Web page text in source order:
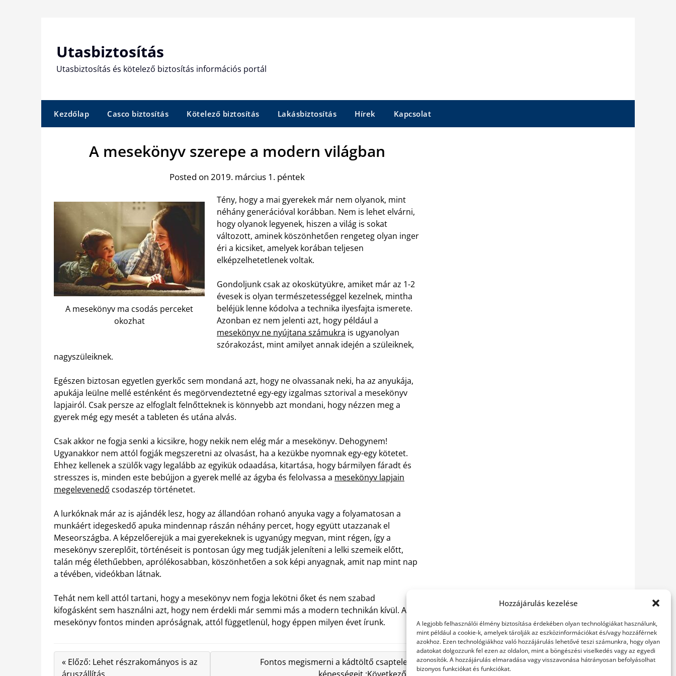
Hozzájárulás kezelése
A legjobb felhasználói élmény biztosítása érdekében olyan technológiákat használunk,
mint például a cookie-k, amelyek tárolják az eszközinformációkat és/vagy hozzáférnek
azokhoz. Ezen technológiákhoz való hozzájárulás lehetővé teszi számunkra, hogy olyan
adatokat dolgozzunk fel ezen az oldalon, mint a böngészési viselkedés vagy az egyedi
azonosítók. A hozzájárulás elmaradása vagy visszavonása hátrányosan befolyásolhat
bizonyos funkciókat és funkciókat.
Utasbiztosítás
Utasbiztosítás és kötelező biztosítás információs portál
Kezdőlap Casco biztosítás Kötelező biztosítás Lakásbiztosítás Hírek Kapcsolat
A mesekönyv szerepe a modern világban
Posted on 2019. március 1. péntek
A mesekönyv ma csodás perceket
okozhat
Tény, hogy a mai gyerekek már nem olyanok, mint
néhány generációval korábban. Nem is lehet elvárni,
hogy olyanok legyenek, hiszen a világ is sokat
változott, aminek köszönhetően rengeteg olyan inger
éri a kicsiket, amelyek korában teljesen
elképzelhetetlenek voltak.
Gondoljunk csak az okoskütyükre, amiket már az 1-2
évesek is olyan természetességgel kezelnek, mintha
beléjük lenne kódolva a technika ilyesfajta ismerete.
Azonban ez nem jelenti azt, hogy például a
mesekönyv ne nyújtana számukra is ugyanolyan
szórakozást, mint amilyet annak idején a szüleiknek,
nagyszüleiknek.
Egészen biztosan egyetlen gyerkőc sem mondaná azt, hogy ne olvassanak neki, ha az anyukája,
apukája leülne mellé esténként és megörvendeztetné egy-egy izgalmas sztorival a mesekönyv
lapjairól. Csak persze az elfoglalt felnőtteknek is könnyebb azt mondani, hogy nézzen meg a
gyerek még egy mesét a tableten és utána alvás.
Csak akkor ne fogja senki a kicsikre, hogy nekik nem elég már a mesekönyv. Dehogynem!
Ugyanakkor nem attól fogják megszeretni az olvasást, ha a kezükbe nyomnak egy-egy kötetet.
Ehhez kellenek a szülők vagy legalább az egyikük odaadása, kitartása, hogy bármilyen fáradt és
stresszes is, minden este bebújjon a gyerek mellé az ágyba és felolvassa a mesekönyv lapjain
megelevenedő csodaszép történetet.
A lurkóknak már az is ajándék lesz, hogy az állandóan rohanó anyuka vagy a folyamatosan a
munkáért idegeskedő apuka mindennap rászán néhány percet, hogy együtt utazzanak el
Meseországba. A képzelőerejük a mai gyerekeknek is ugyanúgy megvan, mint régen, így a
mesekönyv szereplőit, történéseit is pontosan úgy meg tudják jeleníteni a lelki szemeik előtt,
talán még élethűebben, aprólékosabban, köszönhetően a sok képi anyagnak, amit nap mint nap
a tévében, videókban látnak.
Tehát nem kell attól tartani, hogy a mesekönyv nem fogja lekötni őket és nem szabad
kifogásként sem használni azt, hogy nem érdekli már semmi más a modern technikán kívül. A
mesekönyv fontos minden apróságnak, attól függetlenül, hogy éppen milyen évet írunk.
« Előző: Lehet részrakományos is az
Fontos megismerni a kádtöltő csaptelep